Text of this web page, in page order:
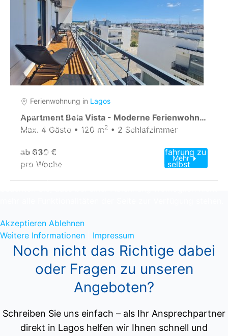
Ferienwohnung in Lagos
Apartment Bela Vista - Moderne Ferienwohnung in Lagos Algarve nahe Meia Praia Strand, Marina & Altstadt
Max. 4 Gäste • 120 m2 • 2 Schlafzimmer
ab 630 €
pro Woche
Mehr
Noch nicht das Richtige dabei
oder Fragen zu unseren
Angeboten?
Schreiben Sie uns einfach – als Ihr Ansprechpartner
direkt in Lagos helfen wir Ihnen schnell und
Wir benutzen Cookies
Wir nutzen Cookies auf unserer Website. Einige von ihnen
uns helfen, diese Website und die Nutzererfahrung zu
verbessern (Tracking Cookies). Sie können selbst
Akzeptieren Ablehnen
Weitere Informationen
Impressum